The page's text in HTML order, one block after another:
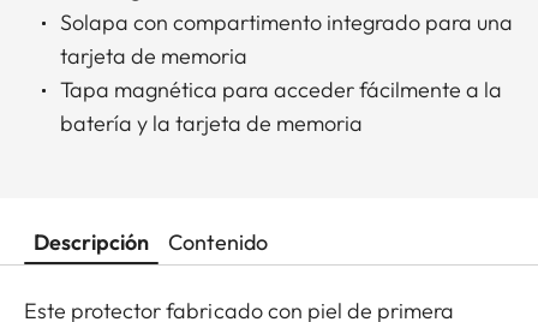
Solapa con compartimento integrado para una
tarjeta de memoria
Tapa magnética para acceder fácilmente a la
batería y la tarjeta de memoria
Descripción Contenido
Este protector fabricado con piel de primera